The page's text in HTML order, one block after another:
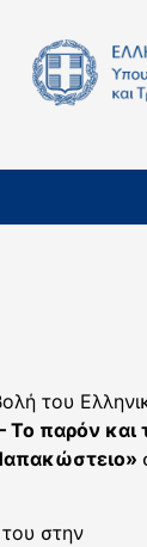
του
Το παρόν και
στην